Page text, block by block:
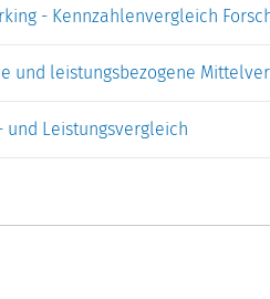
- Kennzahlenvergleich
und leistungsbezogene
und Leistungsvergleich